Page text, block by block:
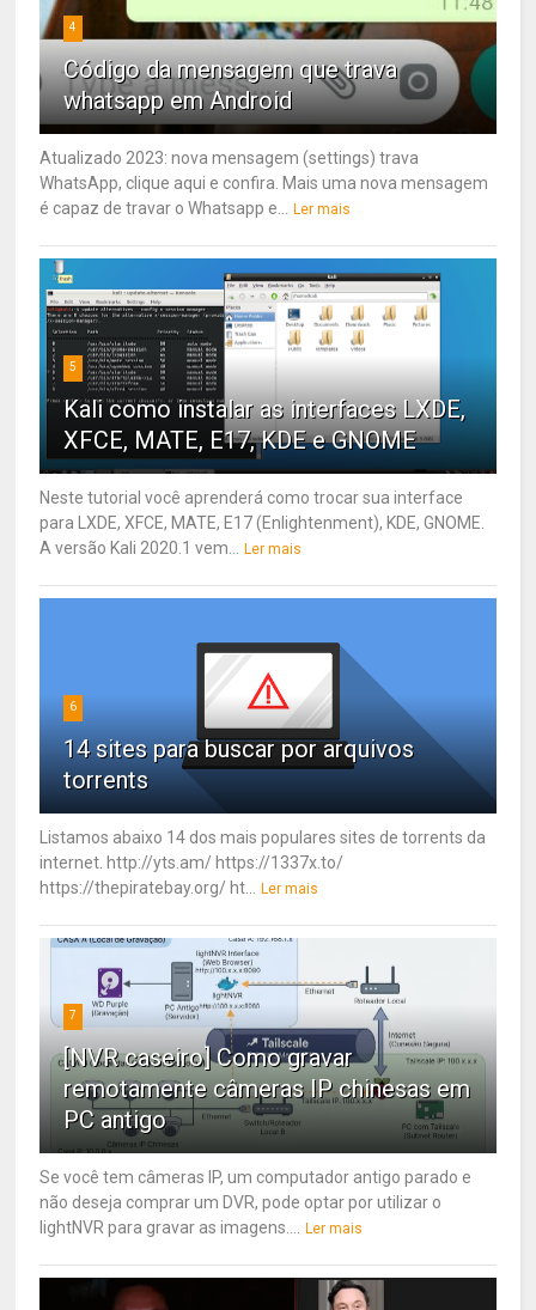
4
Código da mensagem que trava
whatsapp em Android
Atualizado 2023: nova mensagem (settings) trava
WhatsApp, clique aqui e confira. Mais uma nova mensagem
é capaz de travar o Whatsapp e... Ler mais
5
Kali como instalar as interfaces LXDE,
XFCE, MATE, E17, KDE e GNOME
Neste tutorial você aprenderá como trocar sua interface
para LXDE, XFCE, MATE, E17 (Enlightenment), KDE, GNOME.
A versão Kali 2020.1 vem... Ler mais
6
14 sites para buscar por arquivos
torrents
Listamos abaixo 14 dos mais populares sites de torrents da
internet. http://yts.am/ https://1337x.to/
https://thepiratebay.org/ ht... Ler mais
7
[NVR caseiro] Como gravar
remotamente câmeras IP chinesas em
PC antigo
Se você tem câmeras IP, um computador antigo parado e
não deseja comprar um DVR, pode optar por utilizar o
lightNVR para gravar as imagens.... Ler mais